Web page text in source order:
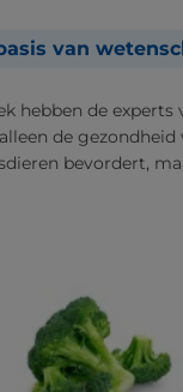
van
hebben de experts
de gezondheid
bevordert,